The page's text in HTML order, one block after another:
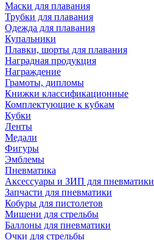
Маски для плавания
Трубки для плавания
Одежда для плавания
Купальники
Плавки, шорты для плавания
Наградная продукция
Награждение
Грамоты, дипломы
Книжки классификационные
Комплектующие к кубкам
Кубки
Ленты
Медали
Фигуры
Эмблемы
Пневматика
Аксессуары и ЗИП для пневматики
Запчасти для пневматики
Кобуры для пистолетов
Мишени для стрельбы
Баллоны для пневматики
Очки для стрельбы